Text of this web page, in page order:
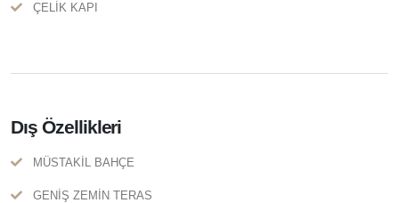
ÇELİK KAPI
Dış Özellikleri
MÜSTAKİL BAHÇE
GENİŞ ZEMİN TERAS